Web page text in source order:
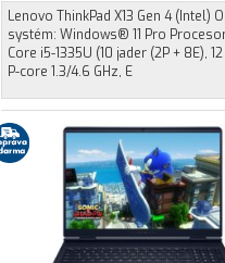
Lenovo ThinkPad X13 Gen 4 (Intel)
systém: Windows® 11 Pro
Core i5-1335U (10 jader (2P + 8E),
P-core 1.3/4.6 GHz, E